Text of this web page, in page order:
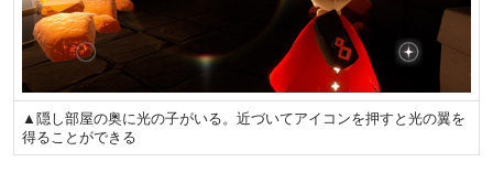
▲隠し部屋の奥に光の子がいる。近づいてアイコンを押すと光の翼を
得ることができる